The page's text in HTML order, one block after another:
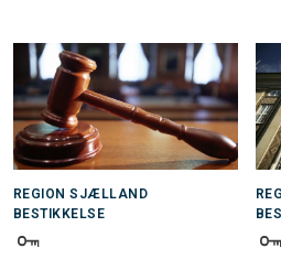
REGION SJÆLLAND
BESTIKKELSE